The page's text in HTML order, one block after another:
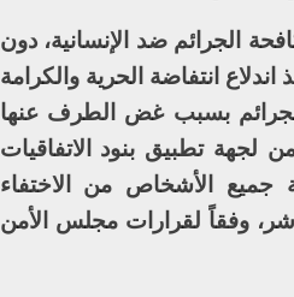
الجرائم ضد الإنسانية، دون
انتفاضة الحرية والكرامة
الجرائم بسبب غض الطرف عنها
لجهة تطبيق بنود الاتفاقيات
جميع الأشخاص من الاختفاء
وفقاً لقرارات مجلس الأمن